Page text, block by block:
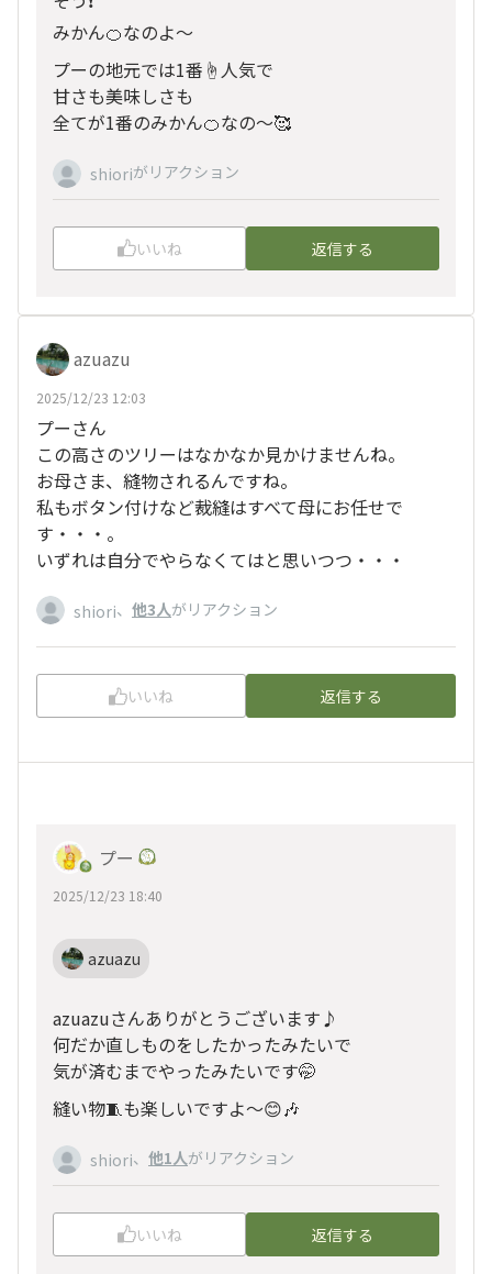
みかん🍊なのよ〜
プーの地元では1番☝️人気で
甘さも美味しさも
全てが1番のみかん🍊なの〜🥰
shioriがリアクション
いいね 返信する
azuazu
2025/12/23 12:03
プーさん
この高さのツリーはなかなか見かけませんね。
お母さま、縫物されるんですね。
私もボタン付けなど裁縫はすべて母にお任せで
す・・・。
いずれは自分でやらなくてはと思いつつ・・・
shiori、 他3人がリアクション
いいね 返信する
プー
2025/12/23 18:40
azuazu
azuazuさんありがとうございます♪
何だか直しものをしたかったみたいで
気が済むまでやったみたいです🤭
縫い物🧵も楽しいですよ〜😊🎶
shiori、 他1人がリアクション
いいね 返信する